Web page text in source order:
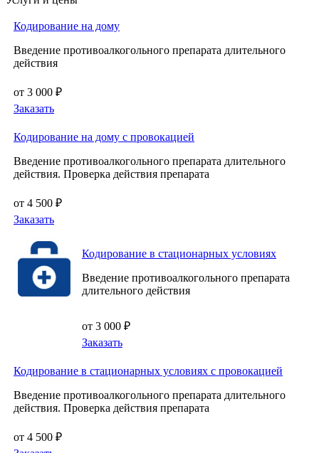
Кодирование на дому
Введение противоалкогольного препарата длительного
действия
от 3 000 ₽
Заказать
Кодирование на дому с провокацией
Введение противоалкогольного препарата длительного
действия. Проверка действия препарата
от 4 500 ₽
Заказать
Кодирование в стационарных условиях
Введение противоалкогольного препарата
длительного действия
от 3 000 ₽
Заказать
Кодирование в стационарных условиях с провокацией
Введение противоалкогольного препарата длительного
действия. Проверка действия препарата
от 4 500 ₽